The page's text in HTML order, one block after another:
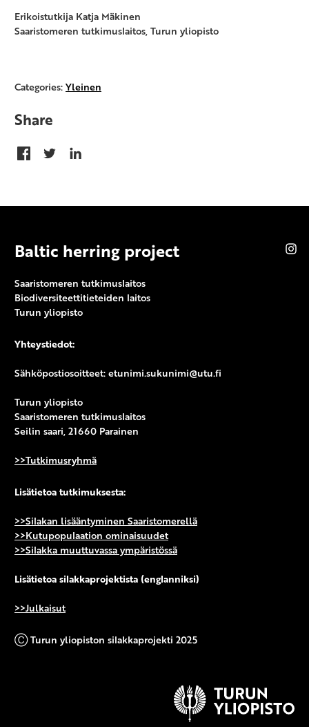
Erikoistutkija Katja Mäkinen
Saaristomeren tutkimuslaitos, Turun yliopisto
Categories:Yleinen
Share
Baltic herring project
Saaristomeren tutkimuslaitos
Biodiversiteettitieteiden laitos
Turun yliopisto
Yhteystiedot:
Sähköpostiosoitteet: etunimi.sukunimi@utu.fi
Turun yliopisto
Saaristomeren tutkimuslaitos
Seilin saari, 21660 Parainen
>>Tutkimusryhmä
Lisätietoa tutkimuksesta:
>>Silakan lisääntyminen Saaristomerellä
>>Kutupopulaation ominaisuudet
>>Silakka muuttuvassa ympäristössä
Lisätietoa silakkaprojektista (englanniksi)
>>Julkaisut
Ⓒ Turun yliopiston silakkaprojekti 2025